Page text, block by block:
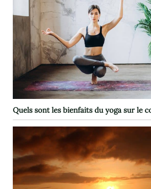
Quels sont les bienfaits du yoga sur le